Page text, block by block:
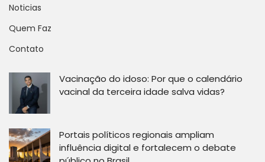
Noticias
Quem Faz
Contato
Vacinação do idoso: Por que o calendário
vacinal da terceira idade salva vidas?
Portais políticos regionais ampliam
influência digital e fortalecem o debate